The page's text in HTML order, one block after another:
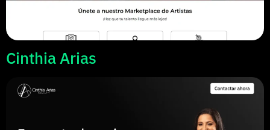
Cinthia Arias